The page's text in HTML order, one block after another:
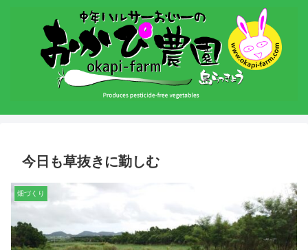
今日も草抜きに勤しむ
畑づくり